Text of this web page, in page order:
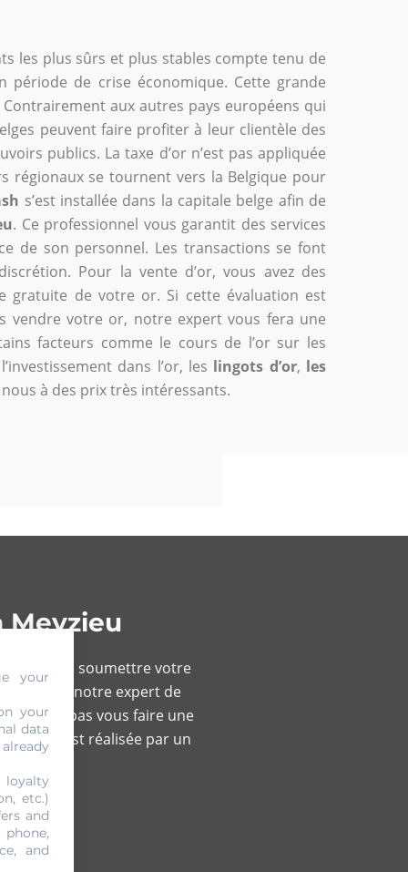
les plus sûrs et plus stables compte tenu de
période de crise économique. Cette grande
aux autres pays européens qui
peuvent faire profiter à leur clientèle des
publics. La taxe d’or n’est pas appliquée
régionaux se tournent vers la Belgique pour
s’est installée dans la capitale belge afin de
. Ce professionnel vous garantit des services
de son personnel. Les transactions se font
Pour la vente d’or, vous avez des
gratuite de votre or. Si cette évaluation est
vendre votre or, notre expert vous fera une
facteurs comme le cours de l’or sur les
dans l’or, les lingots d’or, les
à des prix très intéressants.
Meyzieu
est de soumettre votre
permet à notre expert de
ne peut pas vous faire une
Elle est réalisée par un
your
your
data
loyalty
etc.)
and
and